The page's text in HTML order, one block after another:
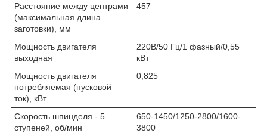
Расстояние между центрами
(максимальная длина
заготовки), мм
457
Мощность двигателя
выходная
220В/50 Гц/1 фазный/0,55
кВт
Мощность двигателя
потребляемая (пусковой
ток), кВт
0,825
Скорость шпинделя - 5
ступеней, об/мин
650-1450/1250-2800/1600-
3800